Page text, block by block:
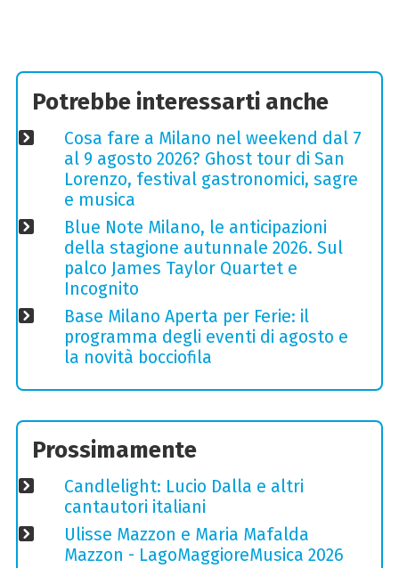
Potrebbe interessarti anche
Cosa fare a Milano nel weekend dal 7
al 9 agosto 2026? Ghost tour di San
Lorenzo, festival gastronomici, sagre
e musica
Blue Note Milano, le anticipazioni
della stagione autunnale 2026. Sul
palco James Taylor Quartet e
Incognito
Base Milano Aperta per Ferie: il
programma degli eventi di agosto e
la novità bocciofila
Prossimamente
Candlelight: Lucio Dalla e altri
cantautori italiani
Ulisse Mazzon e Maria Mafalda
Mazzon - LagoMaggioreMusica 2026